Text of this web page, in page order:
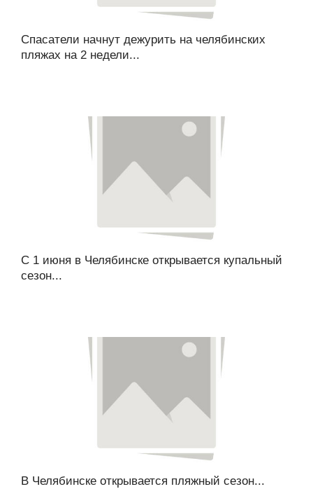
Спасатели начнут дежурить на челябинских
пляжах на 2 недели...
С 1 июня в Челябинске открывается купальный
сезон...
В Челябинске открывается пляжный сезон...